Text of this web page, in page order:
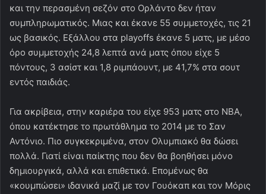
και την περασμένη σεζόν στο Ορλάντο δεν ήταν
συμπληρωματικός. Μιας και έκανε 55 συμμετοχές, τις 21
ως βασικός. Εξάλλου στα playoffs έκανε 5 ματς, με μέσο
όρο συμμετοχής 24,8 λεπτά ανά ματς όπου είχε 5
πόντους, 3 ασίστ και 1,8 ριμπάουντ, με 41,7% στα σουτ
εντός παιδιάς.
Για ακρίβεια, στην καριέρα του είχε 953 ματς στο ΝΒΑ,
όπου κατέκτησε το πρωτάθλημα το 2014 με το Σαν
Αντόνιο. Πιο συγκεκριμένα, στον Ολυμπιακό θα δώσει
πολλά. Γιατί είναι παίκτης που δεν θα βοηθήσει μόνο
δημιουργικά, αλλά και επιθετικά. Επομένως θα
«κουμπώσει» ιδανικά μαζί με τον Γουόκαπ και τον Μόρις